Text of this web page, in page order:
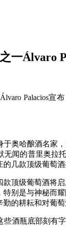
一Álvaro
Palacios宣
奥哈酿酒名家
闻的普里奥拉
几款顶级葡萄酒
顶级葡萄酒将
别是与神秘而
的耕耘和对葡
酒瓶底部刻有